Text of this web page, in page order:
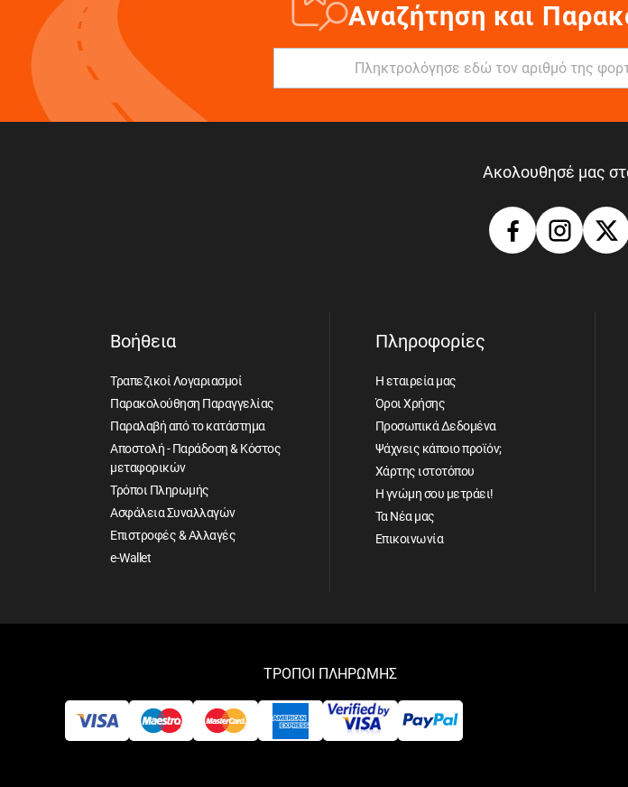
Αναζήτηση και
Ακολουθησέ μας
Βοήθεια
Τραπεζικοί Λογαριασμοί
Παρακολούθηση Παραγγελίας
Παραλαβή από το κατάστημα
Αποστολή - Παράδοση & Κόστος
μεταφορικών
Τρόποι Πληρωμής
Ασφάλεια Συναλλαγών
Επιστροφές & Αλλαγές
e-Wallet
Πληροφορίες
Η εταιρεία μας
Όροι Χρήσης
Προσωπικά Δεδομένα
Ψάχνεις κάποιο προϊόν;
Χάρτης ιστοτόπου
Η γνώμη σου μετράει!
Τα Νέα μας
Επικοινωνία
ΤΡΟΠΟΙ ΠΛΗΡΩΜΗΣ